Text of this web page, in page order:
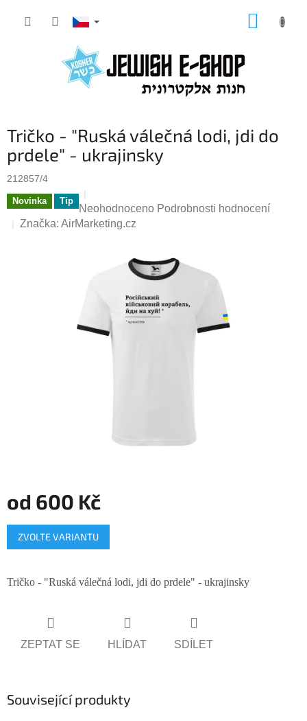
Tričko - "Ruská válečná lodi, jdi do
prdele" - ukrajinsky
212857/4
Novinka Tip
Průměrné
hodnocení
hvězdiček.
Neohodnoceno Podrobnosti hodnocení
Značka: AirMarketing.cz
od 600 Kč
Měrná
cena:
ZVOLTE VARIANTU
Tričko - "Ruská válečná lodi, jdi do prdele" - ukrajinsky
ZEPTAT SE HLÍDAT SDÍLET
Související produkty